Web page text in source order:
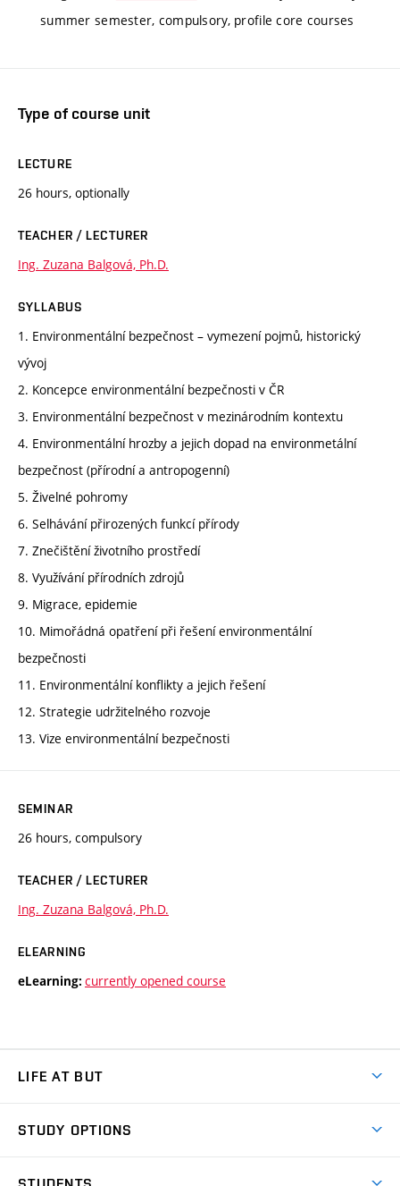
summer semester, compulsory, profile core courses
Type of course unit
LECTURE
26 hours, optionally
TEACHER / LECTURER
Ing. Zuzana Balgová, Ph.D.
SYLLABUS
1. Environmentální bezpečnost – vymezení pojmů, historický
vývoj
2. Koncepce environmentální bezpečnosti v ČR
3. Environmentální bezpečnost v mezinárodním kontextu
4. Environmentální hrozby a jejich dopad na environmetální
bezpečnost (přírodní a antropogenní)
5. Živelné pohromy
6. Selhávání přirozených funkcí přírody
7. Znečištění životního prostředí
8. Využívání přírodních zdrojů
9. Migrace, epidemie
10. Mimořádná opatření při řešení environmentální
bezpečnosti
11. Environmentální konflikty a jejich řešení
12. Strategie udržitelného rozvoje
13. Vize environmentální bezpečnosti
SEMINAR
26 hours, compulsory
TEACHER / LECTURER
Ing. Zuzana Balgová, Ph.D.
ELEARNING
eLearning: currently opened course
LIFE AT BUT
Dormitories
STUDY OPTIONS